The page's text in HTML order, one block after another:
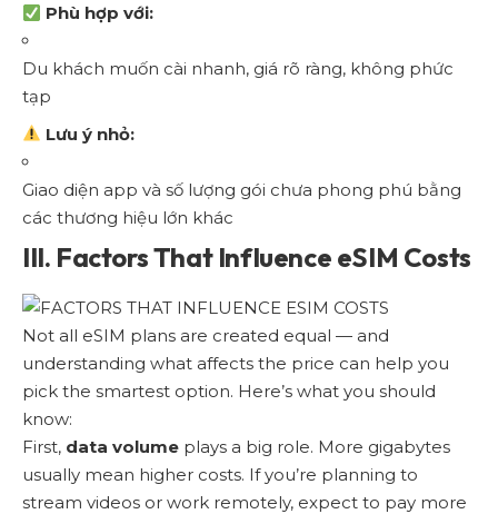
Phù hợp với:
Du khách muốn cài nhanh, giá rõ ràng, không phức
tạp
Lưu ý nhỏ:
Giao diện app và số lượng gói chưa phong phú bằng
các thương hiệu lớn khác
III. Factors That Influence eSIM Costs
Not all eSIM plans are created equal — and
understanding what affects the price can help you
pick the smartest option. Here’s what you should
know:
First, data volume plays a big role. More gigabytes
usually mean higher costs. If you’re planning to
stream videos or work remotely, expect to pay more